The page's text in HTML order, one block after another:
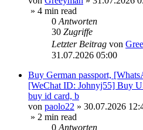
» 4 min read
0 Antworten
30 Zugriffe
Letzter Beitrag von
31.07.2026 05:00
Buy German passport,
[WeChat ID: Johnyj55] Buy
buy id card, b
von paolo22 » 30.07.2026
» 2 min read
0 Antworten